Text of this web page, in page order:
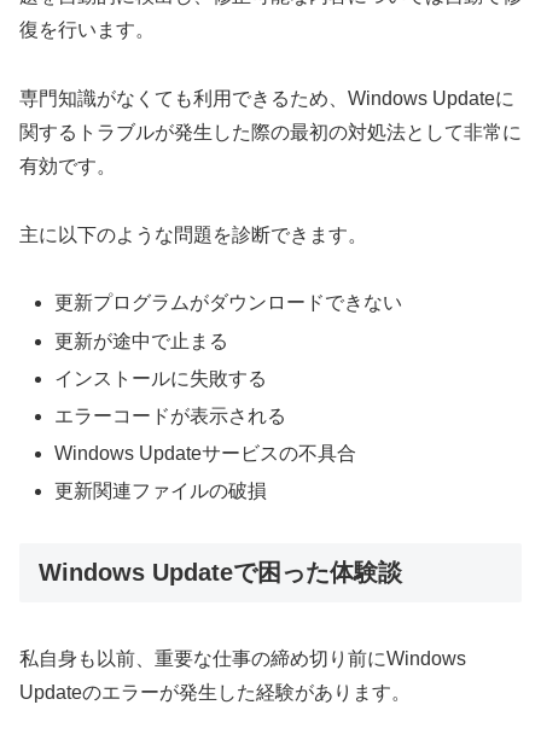
復を行います。
専門知識がなくても利用できるため、Windows Updateに
関するトラブルが発生した際の最初の対処法として非常に
有効です。
主に以下のような問題を診断できます。
更新プログラムがダウンロードできない
更新が途中で止まる
インストールに失敗する
エラーコードが表示される
Windows Updateサービスの不具合
更新関連ファイルの破損
Windows Updateで困った体験談
私自身も以前、重要な仕事の締め切り前にWindows
Updateのエラーが発生した経験があります。